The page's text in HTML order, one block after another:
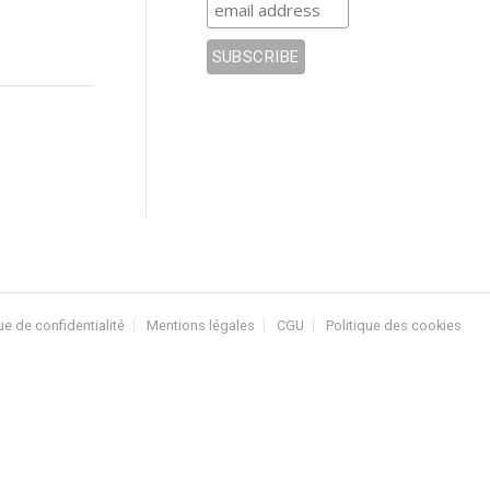
de confidentialité Mentions légales CGU Politique des cookies